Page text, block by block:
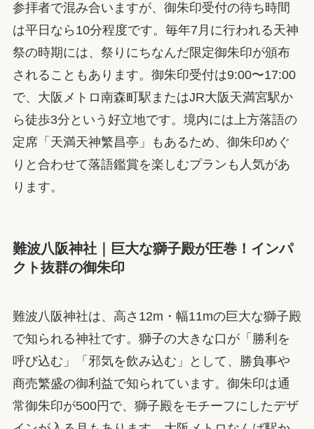
参拝者で混み合いますが、御朱印受付の待ち時間
は平日なら10分程度です。毎年7月に行われる天神
祭の時期には、祭りにちなんだ限定御朱印が頒布
されることもあります。御朱印受付は9:00〜17:00
で、大阪メトロ南森町駅またはJR大阪天満宮駅か
ら徒歩3分という好立地です。境内には上方落語の
定席「天満天神繁昌亭」もあるため、御朱印めぐ
りと合わせて落語鑑賞を楽しむプランも人気があ
ります。
難波八阪神社｜巨大な獅子殿が圧巻！インパ
クト抜群の御朱印
難波八阪神社は、高さ12m・幅11mの巨大な獅子殿
で知られる神社です。獅子の大きな口が「勝利を
呼び込む」「邪気を飲み込む」として、勝負事や
商売繁盛の御利益で知られています。御朱印は通
常御朱印が500円で、獅子殿をモチーフにしたデザ